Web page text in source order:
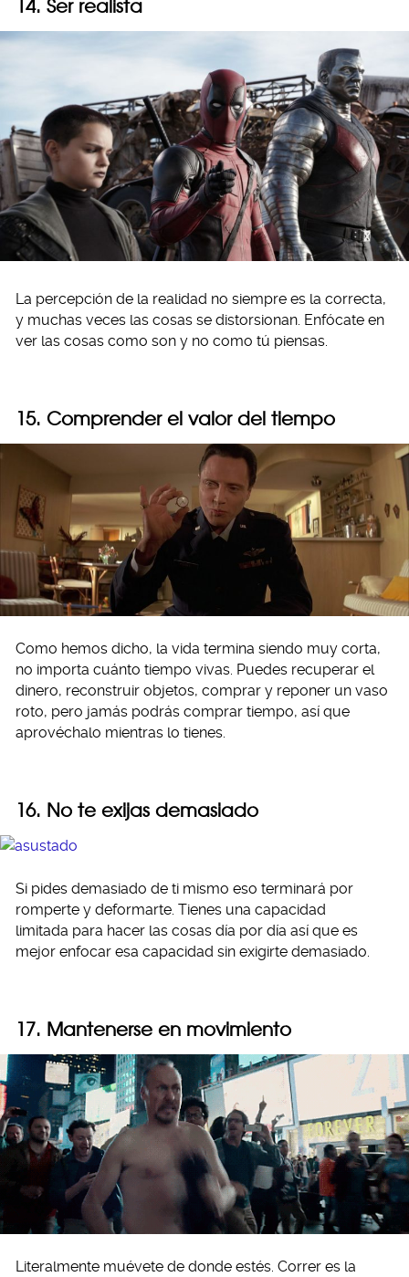
14. Ser realista
La percepción de la realidad no siempre es la correcta,
y muchas veces las cosas se distorsionan. Enfócate en
ver las cosas como son y no como tú piensas.
15. Comprender el valor del tiempo
Como hemos dicho, la vida termina siendo muy corta,
no importa cuánto tiempo vivas. Puedes recuperar el
dinero, reconstruir objetos, comprar y reponer un vaso
roto, pero jamás podrás comprar tiempo, así que
aprovéchalo mientras lo tienes.
16. No te exijas demasiado
Si pides demasiado de ti mismo eso terminará por
romperte y deformarte. Tienes una capacidad
limitada para hacer las cosas día por día así que es
mejor enfocar esa capacidad sin exigirte demasiado.
17. Mantenerse en movimiento
Literalmente muévete de donde estés. Correr es la